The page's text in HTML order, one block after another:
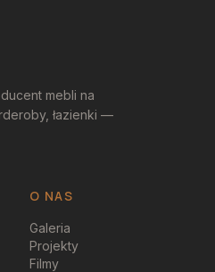
mebli na
łazienki —
O NAS
Galeria
Projekty
Filmy